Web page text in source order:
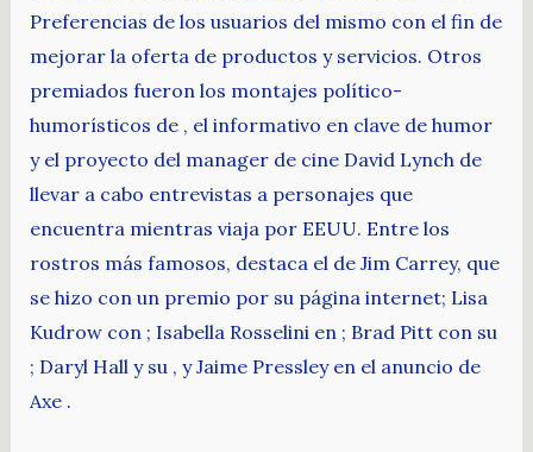
Preferencias de los usuarios del mismo con el fin de
mejorar la oferta de productos y servicios. Otros
premiados fueron los montajes político-
humorísticos de , el informativo en clave de humor
y el proyecto del manager de cine David Lynch de
llevar a cabo entrevistas a personajes que
encuentra mientras viaja por EEUU. Entre los
rostros más famosos, destaca el de Jim Carrey, que
se hizo con un premio por su página internet; Lisa
Kudrow con ; Isabella Rosselini en ; Brad Pitt con su
; Daryl Hall y su , y Jaime Pressley en el anuncio de
Axe .